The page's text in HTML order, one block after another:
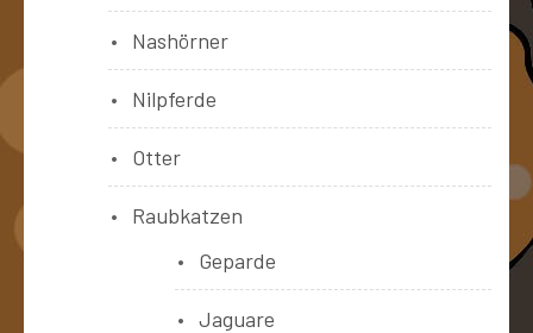
Nashörner
Nilpferde
Otter
Raubkatzen
Geparde
Jaguare